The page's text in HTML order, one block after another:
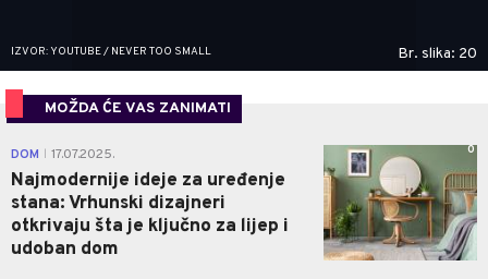
IZVOR: YOUTUBE / NEVER TOO SMALL Br. slika: 20
MOŽDA ĆE VAS ZANIMATI
DOM 17.07.2025.
Najmodernije ideje za uređenje
stana: Vrhunski dizajneri
otkrivaju šta je ključno za lijep i
udoban dom
0